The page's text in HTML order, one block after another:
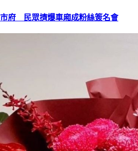
府 民眾擠爆車廂成粉絲簽名會